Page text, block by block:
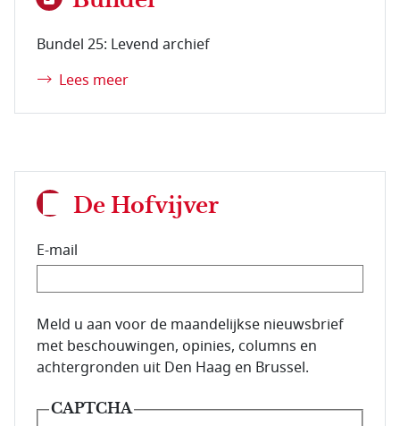
Bundel 25: Levend archief
Lees meer
De Hofvijver
E-mail
E-mailadres van de abonnee.
Meld u aan voor de maandelijkse nieuwsbrief
met beschouwingen, opinies, columns en
achtergronden uit Den Haag en Brussel.
CAPTCHA